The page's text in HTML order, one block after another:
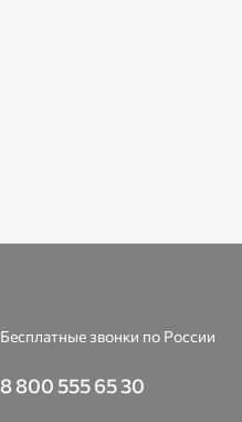
Бесплатные звонки по России
8 800 555 65 30